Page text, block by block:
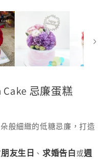
Cake 忌廉蛋糕
般細緻的低糖忌廉，打造
友生日 、求婚告白或週